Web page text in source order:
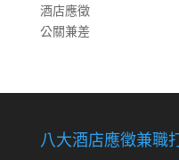
酒店應徵
公關兼差
八大酒店應徵兼職